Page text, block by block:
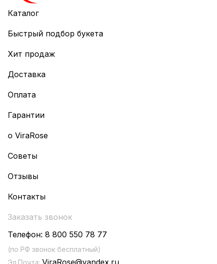
Каталог
Быстрый подбор букета
Хит продаж
Доставка
Оплата
Гарантии
о ViraRose
Советы
Отзывы
Контакты
Заказать звонок
Телефон: 8 800 550 78 77
(по РФ звонок бесплатный)
Эл.Почта: